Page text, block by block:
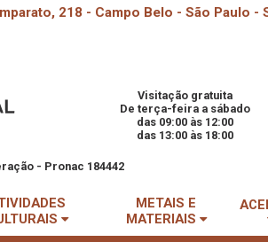
218 - Campo Belo - São Paulo -
Visitação gratuita
De terça-feira a sábado
das 09:00 às 12:00
das 13:00 às 18:00
- Pronac 184442
METAIS E
MATERIAIS